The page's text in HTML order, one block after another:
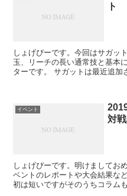
ト
しょげぴーです。今回はサガッ
玉、リーチの長い通常技と基本
ターです。 サガットは最近追加
イベント
対
しょげぴーです。明けましてお
ベントのレポートや大会結果な
初は短いですがそのうちコラム